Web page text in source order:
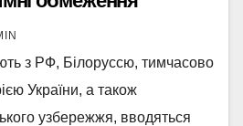
з РФ, Білоруссю, тимчасово
України, а також
узбережжя, вводяться